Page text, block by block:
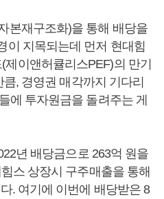
본재구조화)을 통해 배당을
이 지목되는데 먼저 현대힘
이앤허큘리스PEF)의 만기
, 경영권 매각까지 기다리
에 투자원금을 돌려주는 게
년 배당금으로 263억 원을
스 상장시 구주매출을 통해
. 여기에 이번에 배당받은 8